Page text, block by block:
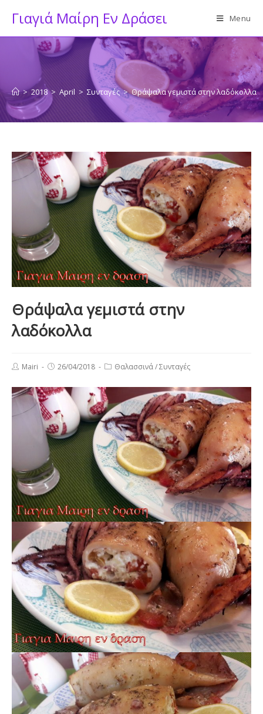
content
Γιαγιά Μαίρη Εν Δράσει Menu
> 2018 > April > Συνταγές > Θράψαλα γεμιστά στην λαδόκολλα
Θράψαλα γεμιστά στην
λαδόκολλα
PostMairi
Post26/04/2018
PostΘαλασσινά/Συνταγές